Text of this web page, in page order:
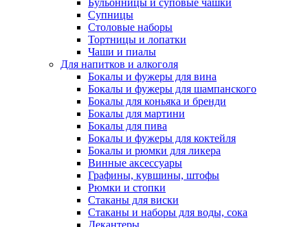
Бульонницы и суповые чашки
Супницы
Столовые наборы
Тортницы и лопатки
Чаши и пиалы
Для напитков и алкоголя
Бокалы и фужеры для вина
Бокалы и фужеры для шампанского
Бокалы для коньяка и бренди
Бокалы для мартини
Бокалы для пива
Бокалы и фужеры для коктейля
Бокалы и рюмки для ликера
Винные аксессуары
Графины, кувшины, штофы
Рюмки и стопки
Стаканы для виски
Стаканы и наборы для воды, сока
Декантеры